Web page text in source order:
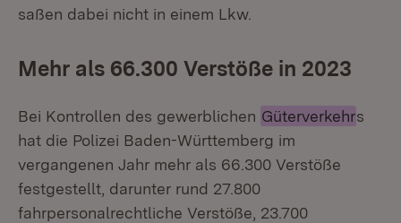
saßen dabei nicht in einem Lkw.
Mehr als 66.300 Verstöße in 2023
Bei Kontrollen des gewerblichen Güterverkehrs
hat die Polizei Baden-Württemberg im
vergangenen Jahr mehr als 66.300 Verstöße
festgestellt, darunter rund 27.800
fahrpersonalrechtliche Verstöße, 23.700